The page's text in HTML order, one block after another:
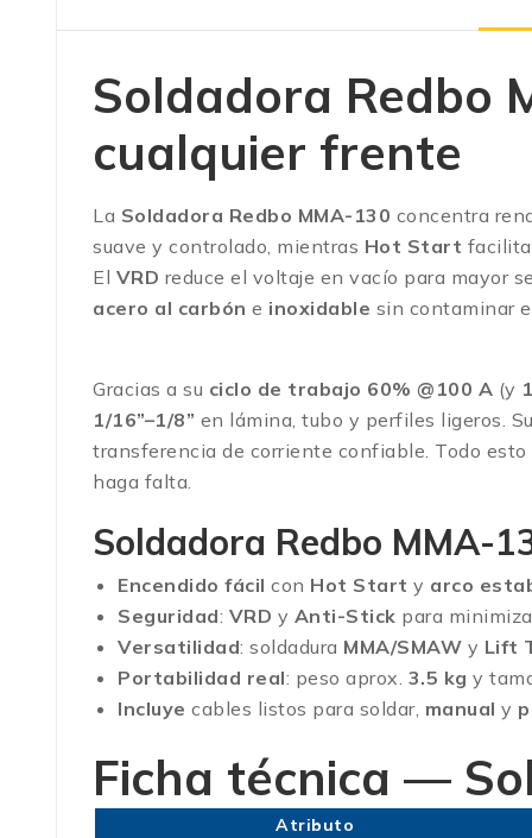
Soldadora Redbo
cualquier frente
La Soldadora Redbo MMA-130 concentra
suave y controlado, mientras Hot Start
El VRD reduce el voltaje en vacío para mayor
acero al carbón e inoxidable sin contaminar
Gracias a su ciclo de trabajo 60% @100 A (y
1/16”–1/8” en lámina, tubo y perfiles ligeros.
transferencia de corriente confiable. Todo
haga falta.
Soldadora Redbo MMA-
Encendido fácil con Hot Start y arco
Seguridad: VRD y Anti-Stick para
Versatilidad: soldadura MMA/SMAW y Lift
Portabilidad real: peso aprox. 3.5 kg y
Incluye cables listos para soldar, manual y
Ficha técnica —
Atributo